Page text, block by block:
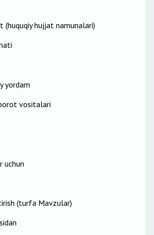
(huquqiy hujjat namunalari)
yordam
vositalari
uchun
(turfa Mavzular)